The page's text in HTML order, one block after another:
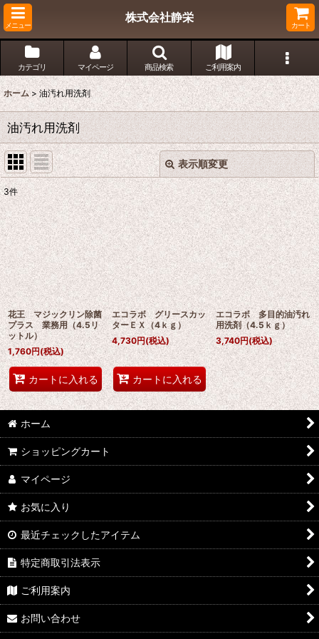
メニュー
株式会社静栄
カート
カテゴリ マイページ 商品検索 ご利用案内
ホーム > 油汚れ用洗剤
油汚れ用洗剤
表示順変更
表示数:
並び順:
絞り込む
閉じる
3件
花王 マジックリン除菌
プラス 業務用（4.5リ
ットル）
1,760円(税込)
カートに入れる
エコラボ グリースカッ
ターＥＸ（4ｋｇ）
4,730円(税込)
カートに入れる
エコラボ 多目的油汚れ
用洗剤（4.5ｋｇ）
3,740円(税込)
ホーム
ショッピングカート
マイページ
お気に入り
最近チェックしたアイテム
特定商取引法表示
ご利用案内
お問い合わせ